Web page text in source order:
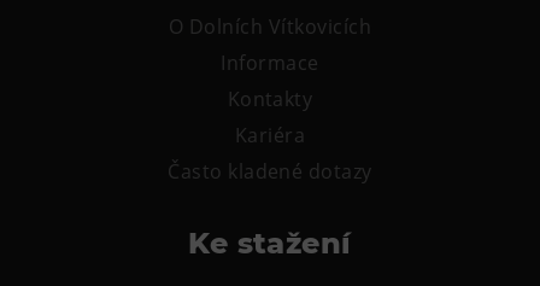
Narozeninové oslavy
O Dolních Vítkovicích
Informace
Kontakty
Kariéra
Často kladené dotazy
Ke stažení